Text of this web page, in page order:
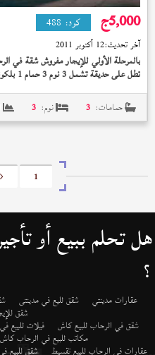
5,000ج كود: 488
آخر تحديث:12 أكتوبر 2011
بالمرحلة الأولي للإيجار مفروش شقة في الرحاب
تطل على حديقة تشمل 3 نوم 3 حمام 1 بلكونة النموذج (
حمامات: 3 نوم: 3
1
<
هل تحلم ببيع أو
؟
عقارات مدينتي شقق لليع في مدينتى
شقق
شقق في الرحاب للبيع كاش فيلات للبيع
مكاتب للبيع في الرحاب كاش
عقارات في الرحاب للبيع تقسيط شقق للبيع